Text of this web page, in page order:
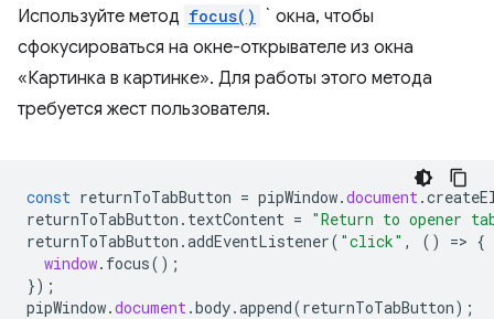
Используйте метод focus() ` окна, чтобы
сфокусироваться на окне-открывателе из окна
«Картинка в картинке». Для работы этого метода
требуется жест пользователя.
const returnToTabButton = pipWindow.document .
returnToTabButton . textContent = "Return to opener
returnToTabButton .addEventListener( "click" , () => {
window. focus();
});
pipWindow.document .body.append(returnToTabButton);